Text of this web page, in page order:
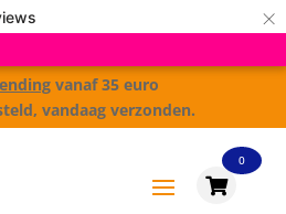
×
vanaf 35 euro
vandaag verzonden.

0